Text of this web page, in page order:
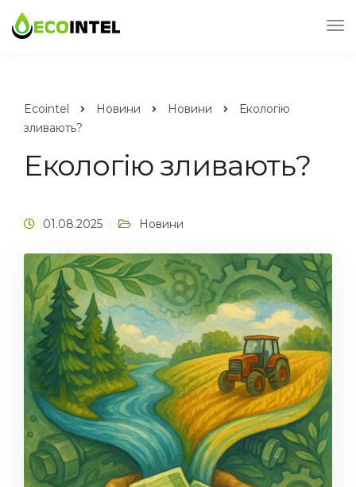
Ecointel Новини Новини
Екологію
зливають?
Екологію зливають?
01.08.2025 Новини